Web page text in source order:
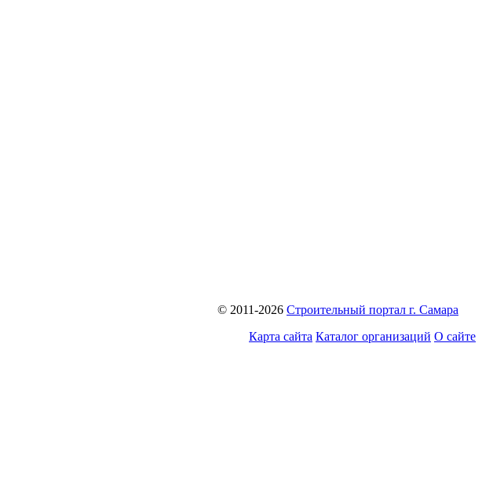
© 2011-2026 Строительный портал г. Самара
Карта сайта Каталог организаций О сайте